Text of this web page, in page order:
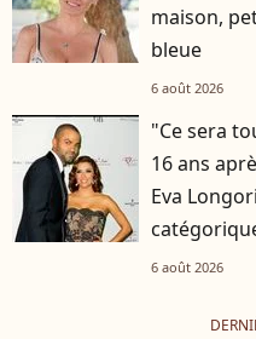
maison,
bleue
6 août 2026
"Ce sera
16 ans
Eva
6 août 2026